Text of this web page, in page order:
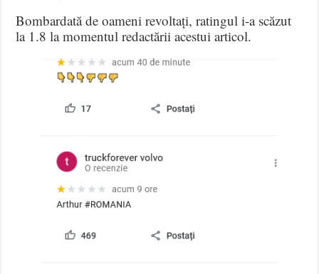
Bombardată de oameni revoltați, ratingul i-a scăzut
la 1.8 la momentul redactării acestui articol.